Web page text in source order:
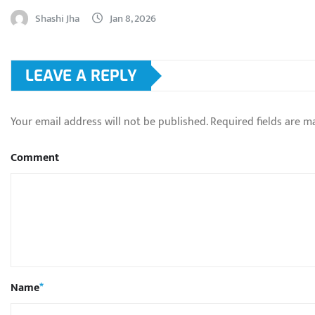
Shashi Jha Jan 8, 2026
LEAVE A REPLY
Your email address will not be published.Required fields are
Comment
Name*